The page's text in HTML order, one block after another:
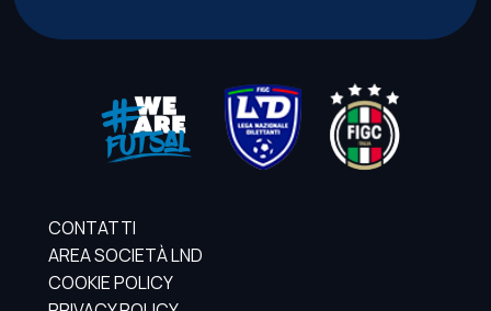
CONTATTI
AREA SOCIETÀ LND
COOKIE POLICY